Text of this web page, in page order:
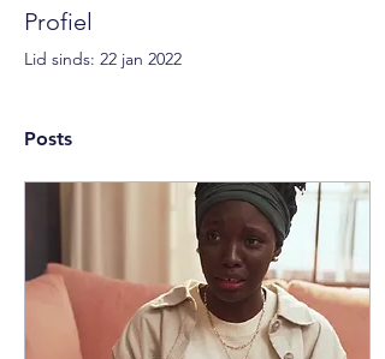
Profiel
Lid sinds: 22 jan 2022
Posts